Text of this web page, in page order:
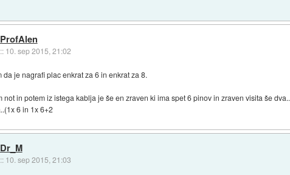
ProfAlen
:: 10. sep 2015, 21:02
da je nagrafi plac enkrat za 6 in enkrat za 8.
not in potem iz istega kablja je še en zraven ki ima spet 6 pinov in zraven visita še
6 in 1x 6+2
Dr_M
:: 10. sep 2015, 21:03